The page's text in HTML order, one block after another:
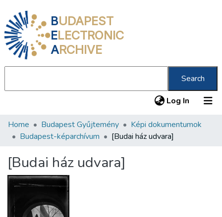
BUDAPEST
ELECTRONIC
ARCHIVE
Search
Log In (current)
Communities & Collections
Statistics
About us
Home Budapest Gyűjtemény
Képi dokumentumok
Budapest-képarchívum
[Budai ház udvara]
[Budai ház udvara]